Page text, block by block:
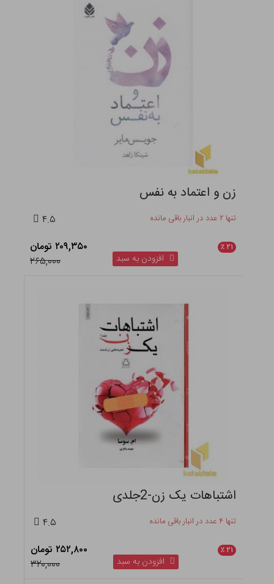
زن و اعتماد به نفس
تنها ۲ عدد در انبار باقی مانده ۴.۵
۲۱ ٪
۲۰۹,۳۵۰ تومان
۲۶۵,۰۰۰
افزودن به سبد
اشتباهات یک زن-2جلدی
تنها ۴ عدد در انبار باقی مانده ۴.۵
۲۱ ٪
۲۵۲,۸۰۰ تومان
۳۲۰,۰۰۰
افزودن به سبد